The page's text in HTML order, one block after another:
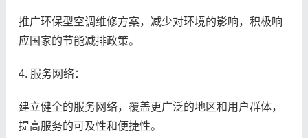
推广环保型空调维修方案，减少对环境的影响，积极响
应国家的节能减排政策。
4. 服务网络：
建立健全的服务网络，覆盖更广泛的地区和用户群体，
提高服务的可及性和便捷性。